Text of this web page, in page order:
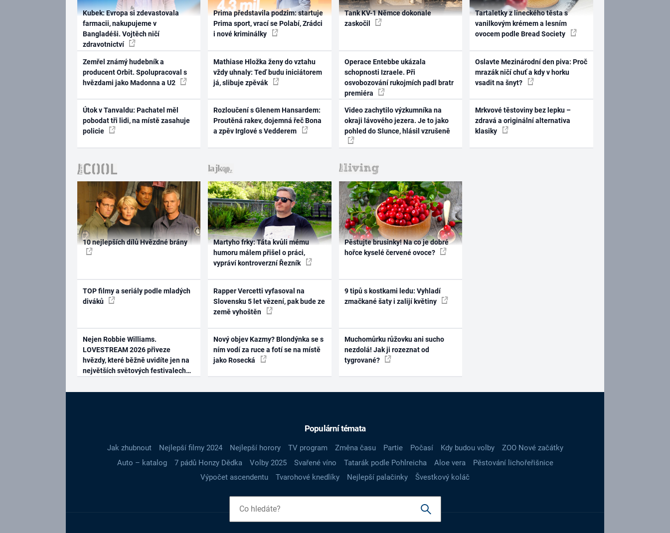
Kubek: Evropa si zdevastovala
farmacii, nakupujeme v
Bangladéši. Vojtěch ničí
zdravotnictví
Zemřel známý hudebník a
producent Orbit. Spolupracoval s
hvězdami jako Madonna a U2
Útok v Tanvaldu: Pachatel měl
pobodat tři lidi, na místě zasahuje
policie
Prima představila podzim: startuje
Prima sport, vrací se Polabí, Zrádci
i nové kriminálky
Mathiase Hložka ženy do vztahu
vždy uhnaly: Teď budu iniciátorem
já, slibuje zpěvák
Rozloučení s Glenem Hansardem:
Proutěná rakev, dojemná řeč Bona
a zpěv Irglové s Vedderem
Tank KV-1 Němce dokonale
zaskočil
Operace Entebbe ukázala
schopnosti Izraele. Při
osvobozování rukojmích padl bratr
premiéra
Video zachytilo výzkumníka na
okraji lávového jezera. Je to jako
pohled do Slunce, hlásil vzrušeně
Tartaletky z lineckého těsta s
vanilkovým krémem a lesním
ovocem podle Bread Society
Oslavte Mezinárodní den piva: Proč
mrazák ničí chuť a kdy v horku
vsadit na šnyt?
Mrkvové těstoviny bez lepku –
zdravá a originální alternativa
klasiky
10 nejlepších dílů Hvězdné brány
TOP filmy a seriály podle mladých
diváků
Nejen Robbie Williams.
LOVESTREAM 2026 přiveze
hvězdy, které běžně uvidíte jen na
největších světových festivalech
Martyho frky: Táta kvůli mému
humoru málem přišel o práci,
vypráví kontroverzní Řezník
Rapper Vercetti vyfasoval na
Slovensku 5 let vězení, pak bude ze
země vyhoštěn
Nový objev Kazmy? Blondýnka se s
ním vodí za ruce a fotí se na místě
jako Rosecká
Pěstujte brusinky! Na co je dobré
hořce kyselé červené ovoce?
9 tipů s kostkami ledu: Vyhladí
zmačkané šaty i zalijí květiny
Muchomůrku růžovku ani sucho
nezdolá! Jak ji rozeznat od
tygrované?
Populární témata
Jak zhubnout Nejlepší filmy 2024 Nejlepší horory TV program Změna času Partie Počasí Kdy budou volby
ZOO Nové začátky
Auto – katalog
7 pádů Honzy Dědka Volby 2025 Svařené víno Tatarák podle Pohlreicha Aloe vera
Pěstování lichořeřišnice
Výpočet ascendentu
Tvarohové knedlíky Nejlepší palačinky Švestkový koláč